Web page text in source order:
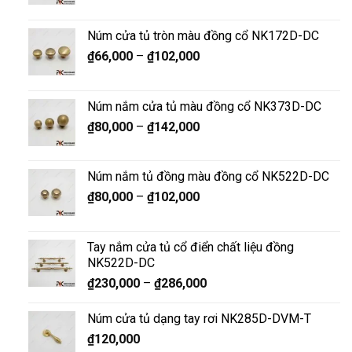
Núm cửa tủ tròn màu đồng cổ NK172D-DC
₫66,000– ₫102,000
Núm nắm cửa tủ màu đồng cổ NK373D-DC
₫80,000– ₫142,000
Núm nắm tủ đồng màu đồng cổ NK522D-DC
₫80,000– ₫102,000
Tay nắm cửa tủ cổ điển chất liệu đồng
NK522D-DC
₫230,000– ₫286,000
Núm cửa tủ dạng tay rơi NK285D-DVM-T
₫120,000